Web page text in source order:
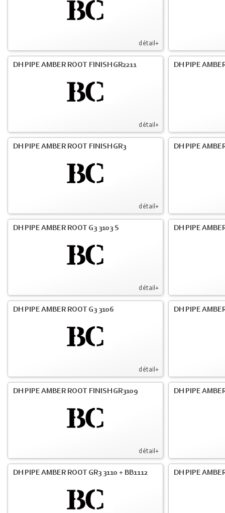
détail+
détail+
DH PIPE AMBER ROOT FINISH GR2211 DH PIPE
détail+
DH PIPE AMBER ROOT FINISH GR3 DH PIPE
détail+
DH PIPE AMBER ROOT G3 3103 S DH PIPE
détail+
DH PIPE AMBER ROOT G3 3106 DH PIPE
détail+
DH PIPE AMBER ROOT FINISH GR3109 DH PIPE
DH PIPE AMBER ROOT GR3 3110 + BB1112 DH PIPE